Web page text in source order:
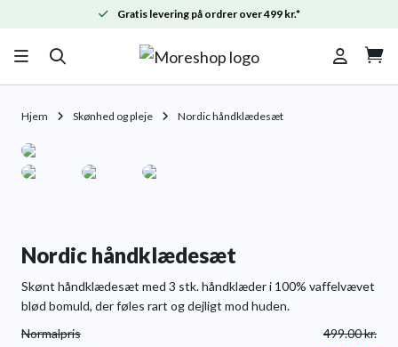
Gratis levering på ordrer over 499 kr.*

Hjem Skønhed og pleje Nordic håndklædesæt
Nordic håndklædesæt
Skønt håndklædesæt med 3 stk. håndklæder i 100% vaffelvævet
blød bomuld, der føles rart og dejligt mod huden.
Normalpris
499.00kr.